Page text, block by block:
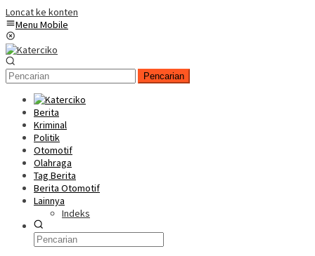
Loncat ke konten
Menu Mobile
Pencarian
Berita
Kriminal
Politik
Otomotif
Olahraga
Tag Berita
Berita Otomotif
Lainnya
Indeks